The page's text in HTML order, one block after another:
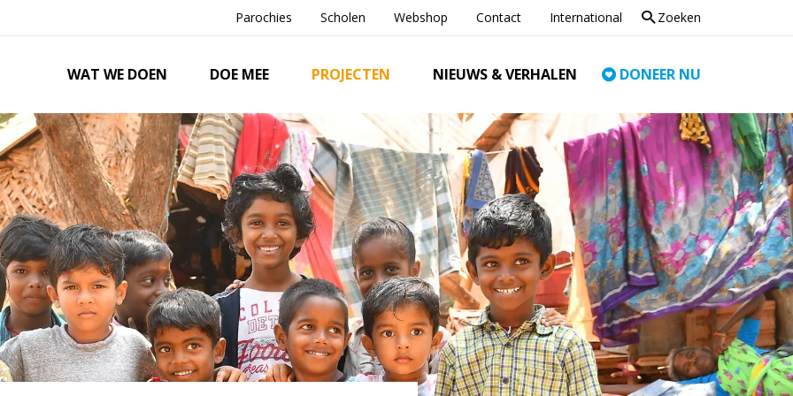
WAT WE DOEN DOE MEE PROJECTEN NIEUWS & VERHALEN DONEER NU
Parochies Scholen Webshop Contact International Zoeken